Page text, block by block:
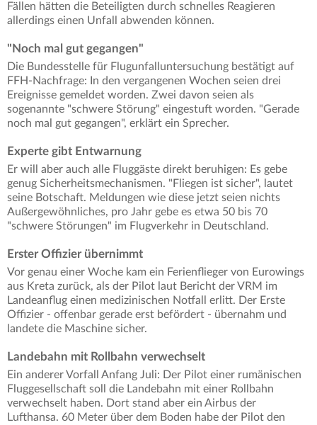
Fällen hätten die Beteiligten durch schnelles Reagieren
allerdings einen Unfall abwenden können.
"Noch mal gut gegangen"
Die Bundesstelle für Flugunfalluntersuchung bestätigt auf
FFH-Nachfrage: In den vergangenen Wochen seien drei
Ereignisse gemeldet worden. Zwei davon seien als
sogenannte "schwere Störung" eingestuft worden. "Gerade
noch mal gut gegangen", erklärt ein Sprecher.
Experte gibt Entwarnung
Er will aber auch alle Fluggäste direkt beruhigen: Es gebe
genug Sicherheitsmechanismen. "Fliegen ist sicher", lautet
seine Botschaft. Meldungen wie diese jetzt seien nichts
Außergewöhnliches, pro Jahr gebe es etwa 50 bis 70
"schwere Störungen" im Flugverkehr in Deutschland.
Erster Offizier übernimmt
Vor genau einer Woche kam ein Ferienflieger von Eurowings
aus Kreta zurück, als der Pilot laut Bericht der VRM im
Landeanflug einen medizinischen Notfall erlitt. Der Erste
Offizier - offenbar gerade erst befördert - übernahm und
landete die Maschine sicher.
Landebahn mit Rollbahn verwechselt
Ein anderer Vorfall Anfang Juli: Der Pilot einer rumänischen
Fluggesellschaft soll die Landebahn mit einer Rollbahn
verwechselt haben. Dort stand aber ein Airbus der
Lufthansa. 60 Meter über dem Boden habe der Pilot den